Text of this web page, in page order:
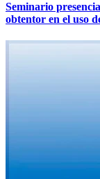
Seminario
obtentor en el uso